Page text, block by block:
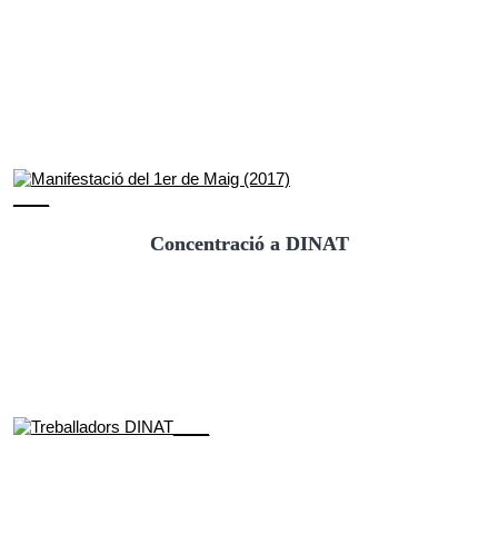
Concentració a DINAT